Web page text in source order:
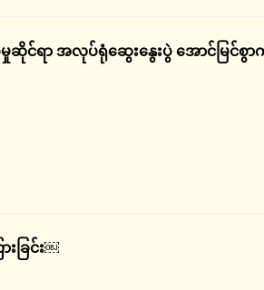
မှုဆိုင်ရာ အလုပ်ရုံဆွေးနွေးပွဲ အောင်မြင်စွ
ခြင်း￼